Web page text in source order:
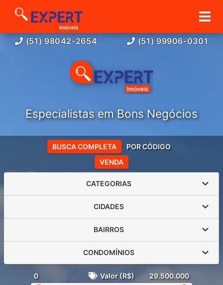
(51) 98042-2654 (51) 99906-0301
Especialistas em Bons Negócios
VENDA
BUSCA COMPLETA POR CÓDIGO
CATEGORIAS
CIDADES
BAIRROS
CONDOMÍNIOS
0 Valor (R$) 29.500.000